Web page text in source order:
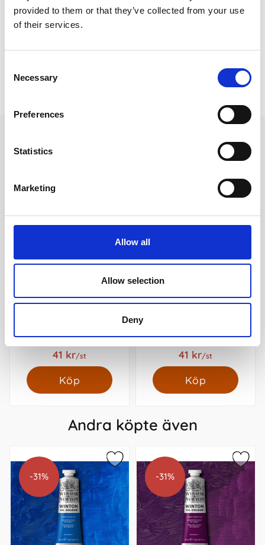
provided to them or that they’ve collected from your use
of their services.
Selection
Necessary
Preferences
Statistics
Marketing
Allow all
Allow selection
Deny
Konstnärsmaterial / Färger /Oljefärg
Prishistorik
-31%
Oljefärg W&N Winton 37ml
(Permanent alizarin crimson
468)
59 kr
41 kr/st
Köp
59 kr
41 kr/st
Köp
Andra köpte även
-31% -31%